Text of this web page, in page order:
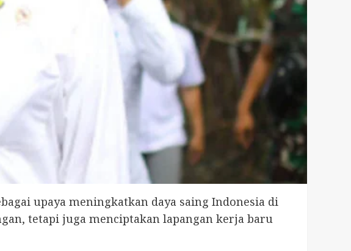
upaya meningkatkan daya saing Indonesia di
tetapi juga menciptakan lapangan kerja baru